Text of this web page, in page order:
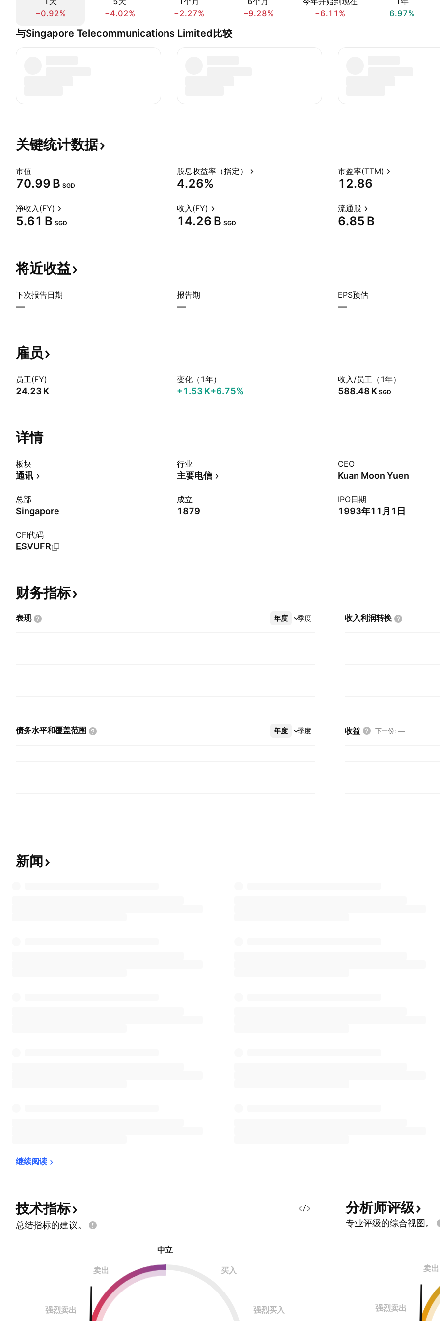
−0.92%
−4.02%
−2.27%
−9.28%
−6.11%
6.97%
与Singapore Telecommunications Limited比较
关键统计数据
市值
‪70.99 B‬ SGD
股息收益率（指定）
4.26%
市盈率(TTM)
12.86
净收入(FY)
‪5.61 B‬ SGD
收入(FY)
‪14.26 B‬ SGD
流通股
‪6.85 B‬
将近收益
下次报告日期
—
报告期
—
EPS预估
—
雇员
员工(FY)
‪24.23 K‬
变化（1年）
‪+1.53 K‬+6.75%
收入/员工（1年）
‪588.48 K‬ SGD
详情
板块
通讯
行业
主要电信
CEO
Kuan Moon Yuen
总部
Singapore
成立
1879
IPO日期
1993年11月1日
CFI代码
ESVUFR
财务指标
表现 年度 季度
更多 收入利润转换
债务水平和覆盖范围 年度 季度
更多 收益 下一份: —
新闻
继续阅读
技术指标
总结指标的建议。
中立
卖出 买入
强烈卖出 强烈买入
分析师评级
专业评级的综合视图。
卖出
强烈卖出